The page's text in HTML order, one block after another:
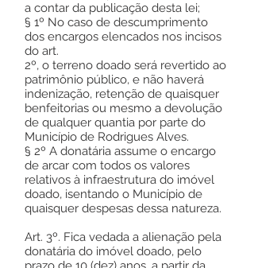
a contar da publicação desta lei;
§ 1º No caso de descumprimento
dos encargos elencados nos incisos
do art.
2º, o terreno doado será revertido ao
patrimônio público, e não haverá
indenização, retenção de quaisquer
benfeitorias ou mesmo a devolução
de qualquer quantia por parte do
Município de Rodrigues Alves.
§ 2º A donatária assume o encargo
de arcar com todos os valores
relativos à infraestrutura do imóvel
doado, isentando o Município de
quaisquer despesas dessa natureza.
Art. 3º. Fica vedada a alienação pela
donatária do imóvel doado, pelo